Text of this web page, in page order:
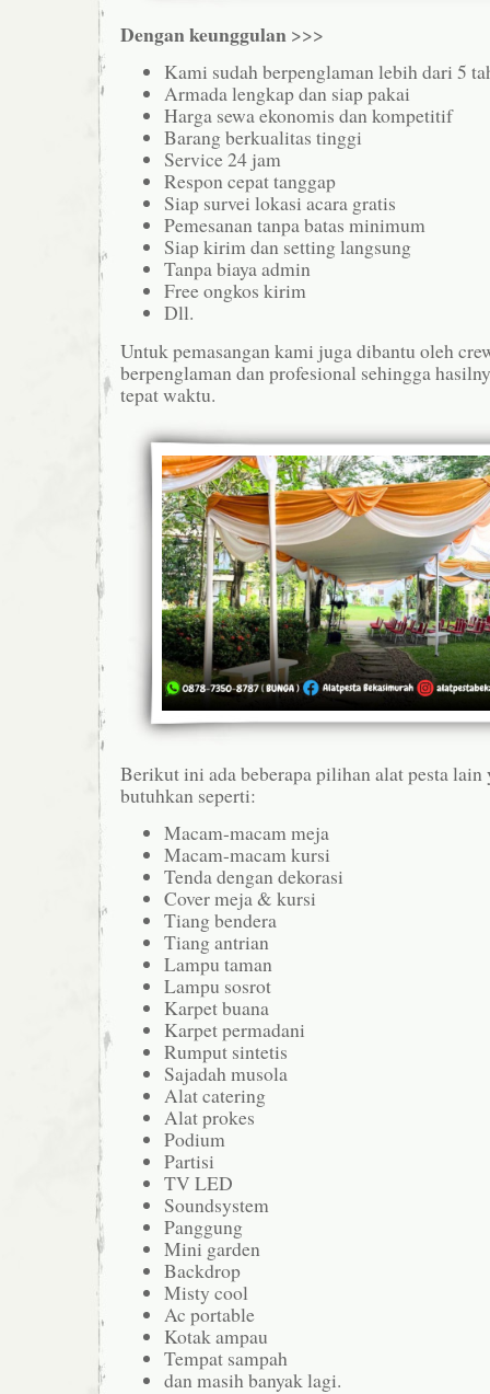
Dengan keunggulan >>>
Kami sudah berpenglaman lebih dari 5
Armada lengkap dan siap pakai
Harga sewa ekonomis dan kompetitif
Barang berkualitas tinggi
Service 24 jam
Respon cepat tanggap
Siap survei lokasi acara gratis
Pemesanan tanpa batas minimum
Siap kirim dan setting langsung
Tanpa biaya admin
Free ongkos kirim
Dll.
Untuk pemasangan kami juga dibantu oleh
berpenglaman dan profesional sehingga
tepat waktu.
Berikut ini ada beberapa pilihan alat pesta lain
butuhkan seperti:
Macam-macam meja
Macam-macam kursi
Tenda dengan dekorasi
Cover meja & kursi
Tiang bendera
Tiang antrian
Lampu taman
Lampu sosrot
Karpet buana
Karpet permadani
Rumput sintetis
Sajadah musola
Alat catering
Alat prokes
Podium
Partisi
TV LED
Soundsystem
Panggung
Mini garden
Backdrop
Misty cool
Ac portable
Kotak ampau
Tempat sampah
dan masih banyak lagi.